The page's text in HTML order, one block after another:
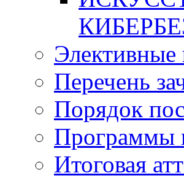
Элективные
Перечень
Порядок
Программы
Итоговая